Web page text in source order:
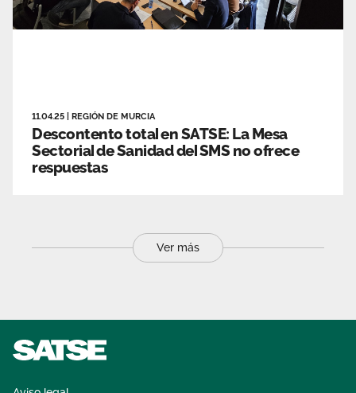
11.04.25 REGIÓN DE MURCIA
Descontento total en SATSE: La Mesa
Sectorial de Sanidad del SMS no ofrece
respuestas
Ver más